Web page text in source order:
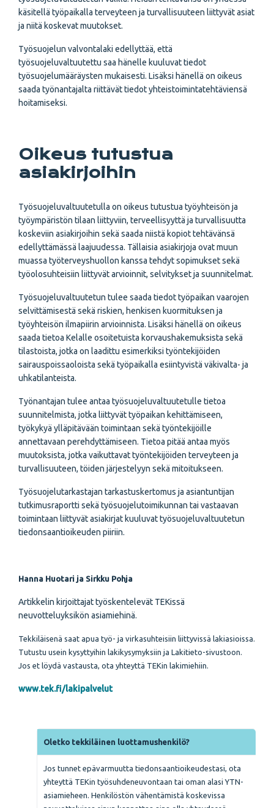
käsitellä työpaikalla terveyteen ja turvallisuuteen liittyvät asiat
ja niitä koskevat muutokset.
Työsuojelun valvontalaki edellyttää, että
työsuojeluvaltuutettu saa hänelle kuuluvat tiedot
työsuojelumääräysten mukaisesti. Lisäksi hänellä on oikeus
saada työnantajalta riittävät tiedot yhteistoimintatehtäviensä
hoitamiseksi.
Oikeus tutustua
asiakirjoihin
Työsuojeluvaltuutetulla on oikeus tutustua työyhteisön ja
työympäristön tilaan liittyviin, terveellisyyttä ja turvallisuutta
koskeviin asiakirjoihin sekä saada niistä kopiot tehtävänsä
edellyttämässä laajuudessa. Tällaisia asiakirjoja ovat muun
muassa työterveyshuollon kanssa tehdyt sopimukset sekä
työolosuhteisiin liittyvät arvioinnit, selvitykset ja suunnitelmat.
Työsuojeluvaltuutetun tulee saada tiedot työpaikan vaarojen
selvittämisestä sekä riskien, henkisen kuormituksen ja
työyhteisön ilmapiirin arvioinnista. Lisäksi hänellä on oikeus
saada tietoa Kelalle osoitetuista korvaushakemuksista sekä
tilastoista, jotka on laadittu esimerkiksi työntekijöiden
sairauspoissaoloista sekä työpaikalla esiintyvistä väkivalta- ja
uhkatilanteista.
Työnantajan tulee antaa työsuojeluvaltuutetulle tietoa
suunnitelmista, jotka liittyvät työpaikan kehittämiseen,
työkykyä ylläpitävään toimintaan sekä työntekijöille
annettavaan perehdyttämiseen. Tietoa pitää antaa myös
muutoksista, jotka vaikuttavat työntekijöiden terveyteen ja
turvallisuuteen, töiden järjestelyyn sekä mitoitukseen.
Työsuojelutarkastajan tarkastuskertomus ja asiantuntijan
tutkimusraportti sekä työsuojelutoimikunnan tai vastaavan
toimintaan liittyvät asiakirjat kuuluvat työsuojeluvaltuutetun
tiedonsaantioikeuden piiriin.
Hanna Huotari ja Sirkku Pohja
Artikkelin kirjoittajat työskentelevät TEKissä
neuvotteluyksikön asiamiehinä.
Tekkiläisenä saat apua työ- ja virkasuhteisiin liittyvissä lakiasioissa.
Tutustu usein kysyttyihin lakikysymyksiin ja Lakitieto-sivustoon.
Jos et löydä vastausta, ota yhteyttä TEKin lakimiehiin.
www.tek.fi/lakipalvelut
Oletko tekkiläinen luottamushenkilö?
Jos tunnet epävarmuutta tiedonsaantioikeudestasi, ota
yhteyttä TEKin työsuhdeneuvontaan tai oman alasi YTN-
asiamieheen. Henkilöstön vähentämistä koskevissa